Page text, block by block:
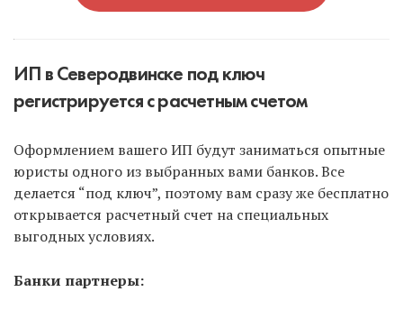
ИП в Северодвинске под ключ
регистрируется с расчетным счетом
Оформлением вашего ИП будут заниматься опытные
юристы одного из выбранных вами банков. Все
делается “под ключ”, поэтому вам сразу же бесплатно
открывается расчетный счет на специальных
выгодных условиях.
Банки партнеры: